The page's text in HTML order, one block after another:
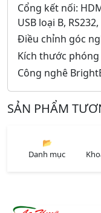
Cổng kết nối:
USB loại B,
Điều chỉnh góc
Kích thước phóng
Công nghê
SẢN PHẨM
📂
Danh mục